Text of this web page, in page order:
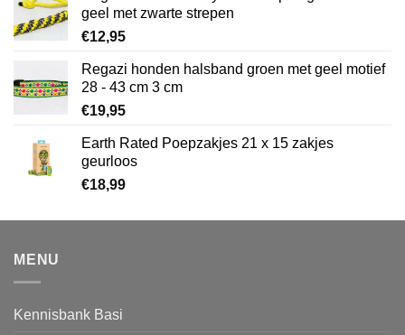
geel met zwarte strepen
€12,95
Regazi honden halsband groen met geel motief
28 - 43 cm 3 cm
€19,95
Earth Rated Poepzakjes 21 x 15 zakjes
geurloos
€18,99
MENU
Kennisbank Basi